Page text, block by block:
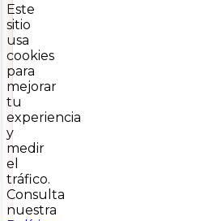
Este
sitio
usa
cookies
para
mejorar
tu
experiencia
y
medir
el
tráfico.
Consulta
nuestra